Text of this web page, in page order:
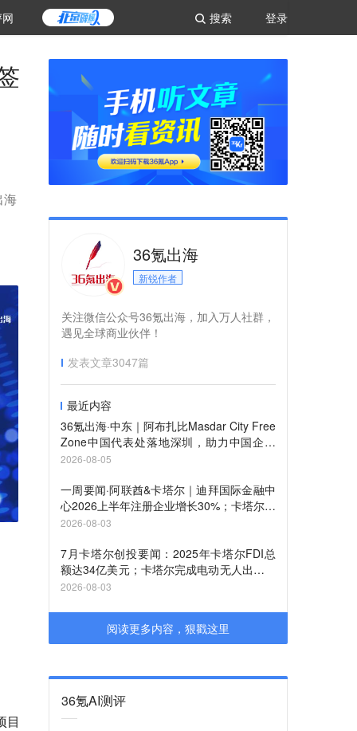
登录
搜索
海
目
36氪出海
新锐作者
关注微信公众号36氪出海，加入万人社群，
遇见全球商业伙伴！
发表文章3047篇
最近内容
36氪出海·中东｜阿布扎比Masdar City Free
Zone中国代表处落地深圳，助力中国企业
布局中东市场
2026-08-05
一周要闻·阿联酋&卡塔尔｜迪拜国际金融中
心2026上半年注册企业增长30%；卡塔尔自
由区管理局推出卡塔尔钻石交易所
2026-08-03
7月卡塔尔创投要闻：2025年卡塔尔FDI总
额达34亿美元；卡塔尔完成电动无人出租车
试运行
2026-08-03
阅读更多内容，狠戳这里
36氪AI测评